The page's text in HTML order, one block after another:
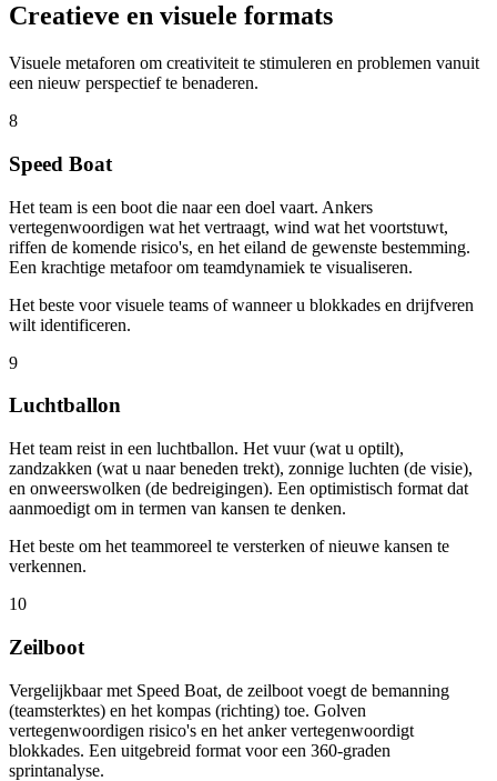
Creatieve en visuele formats
Visuele metaforen om creativiteit te stimuleren en problemen vanuit
een nieuw perspectief te benaderen.
8
Speed Boat
Het team is een boot die naar een doel vaart. Ankers
vertegenwoordigen wat het vertraagt, wind wat het voortstuwt,
riffen de komende risico's, en het eiland de gewenste bestemming.
Een krachtige metafoor om teamdynamiek te visualiseren.
Het beste voor visuele teams of wanneer u blokkades en drijfveren
wilt identificeren.
9
Luchtballon
Het team reist in een luchtballon. Het vuur (wat u optilt),
zandzakken (wat u naar beneden trekt), zonnige luchten (de visie),
en onweerswolken (de bedreigingen). Een optimistisch format dat
aanmoedigt om in termen van kansen te denken.
Het beste om het teammoreel te versterken of nieuwe kansen te
verkennen.
10
Zeilboot
Vergelijkbaar met Speed Boat, de zeilboot voegt de bemanning
(teamsterktes) en het kompas (richting) toe. Golven
vertegenwoordigen risico's en het anker vertegenwoordigt
blokkades. Een uitgebreid format voor een 360-graden
sprintanalyse.